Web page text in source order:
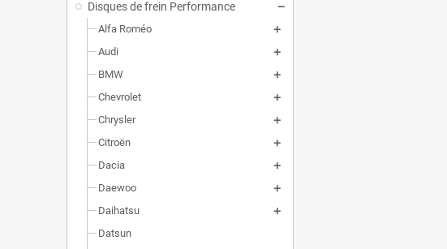
Disques de frein Performance
Alfa Roméo
Audi
BMW
Chevrolet
Chrysler
Citroën
Dacia
Daewoo
Daihatsu
Datsun